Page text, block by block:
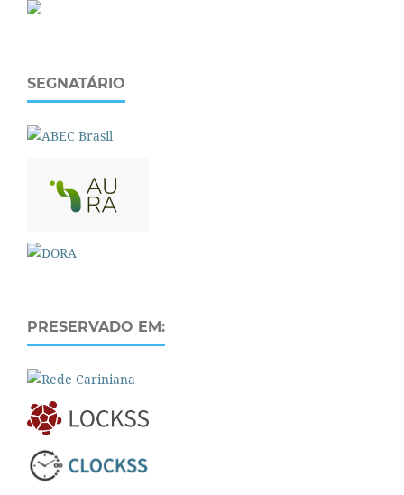
SEGNATÁRIO
PRESERVADO EM: